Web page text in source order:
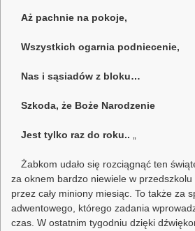
Aż pachnie na pokoje,
Wszystkich ogarnia podniecenie,
Nas i sąsiadów z bloku…
Szkoda, że Boże Narodzenie
Jest tylko raz do roku..
Żabkom udało się rozciągnąć ten
za oknem bardzo niewiele w przedszkolu
przez cały miniony miesiąc. To także za
adwentowego, którego zadania
czas. W ostatnim tygodniu dzięki